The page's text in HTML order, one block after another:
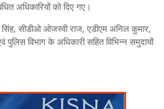
अधिकारियों को दिए गए।
सीडीओ ओजस्वी राज, एडीएम अनिल कुमार,
पुलिस विभाग के अधिकारी सहित विभिन्न समुदायों